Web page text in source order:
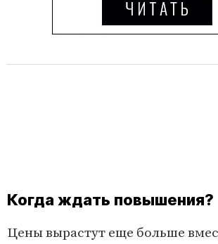
Когда ждать повышения?
Цены вырастут еще больше